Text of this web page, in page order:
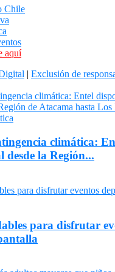
Chile
aquí
| Exclusión de
climática:
desde la Región...
para disfrutar